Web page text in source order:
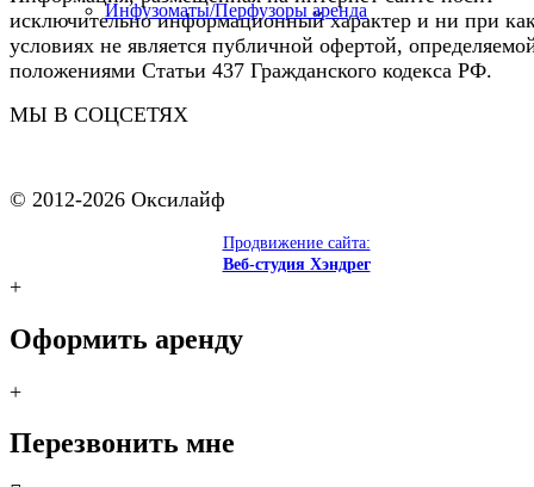
Инфузоматы/Перфузоры аренда
исключительно информационный характер и ни при
условиях не является публичной офертой,
положениями Статьи 437 Гражданского кодекса РФ.
МЫ В СОЦСЕТЯХ
© 2012-2026 Оксилайф
Продвижение сайта:
Веб-студия Хэндрег
+
Оформить аренду
+
Перезвонить мне